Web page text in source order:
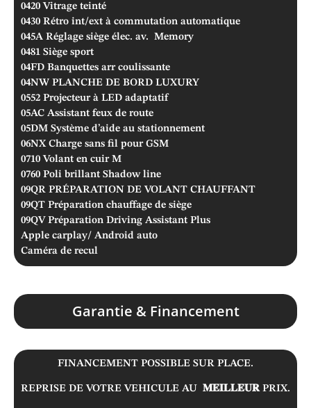
0420 Vitrage teinté
0430 Rétro int/ext à commutation automatique
045A Réglage siège élec. av. Memory
0481 Siège sport
04FD Banquettes arr coulissante
04NW PLANCHE DE BORD LUXURY
0552 Projecteur à LED adaptatif
05AC Assistant feux de route
05DM Système d’aide au stationnement
06NX Charge sans fil pour GSM
0710 Volant en cuir M
0760 Poli brillant Shadow line
09QR PRÉPARATION DE VOLANT CHAUFFANT
09QT Préparation chauffage de siège
09QV Préparation Driving Assistant Plus
Apple carplay/ Android auto
Caméra de recul
Garantie & Financement
FINANCEMENT POSSIBLE SUR PLACE.
REPRISE DE VOTRE VEHICULE AU 𝐌𝐄𝐈𝐋𝐋𝐄𝐔𝐑 PRIX.